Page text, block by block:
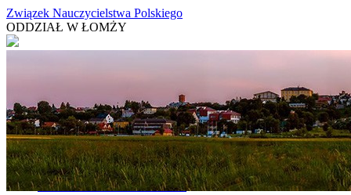
Związek Nauczycielstwa Polskiego
ODDZIAŁ W ŁOMŻY
Aktualności